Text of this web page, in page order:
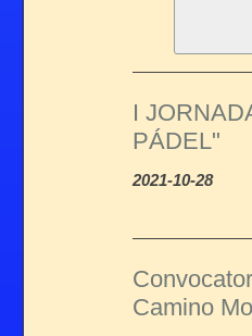
100 y 400
Mª
libres, y
50, 100 y
Jorge
I
PÁDEL"
2021-10-28
Camino